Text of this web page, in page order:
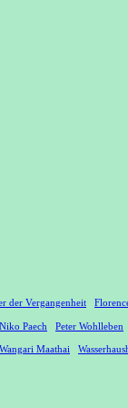
der Vergangenheit
Niko Paech Peter Wohlleben
Wangari Maathai